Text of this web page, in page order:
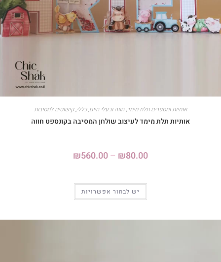
אותיות ומספרים תלת מימד,חווה ובעלי חיים,כללי,קישוטים למסיבות
אותיות תלת מימד לעיצוב שולחן המסיבה בקונספט חווה
₪80.00
–
₪560.00
יש לבחור אפשרויות